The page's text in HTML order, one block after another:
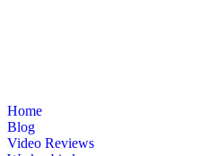
Home
Blog
Video Reviews